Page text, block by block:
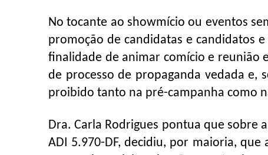
No tocante ao showmício ou eventos
promoção de candidatas e candidatos
finalidade de animar comício e reunião
de processo de propaganda vedada e,
proibido tanto na pré-campanha como
Dra. Carla Rodrigues pontua que sobre
ADI 5.970-DF, decidiu, por maioria,